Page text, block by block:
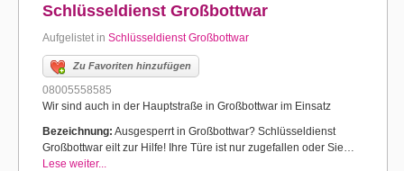
Schlüsseldienst Großbottwar
Aufgelistet in Schlüsseldienst Großbottwar
Zu Favoriten hinzufügen
08005558585
Wir sind auch in der Hauptstraße in Großbottwar im Einsatz
Bezeichnung: Ausgesperrt in Großbottwar? Schlüsseldienst
Großbottwar eilt zur Hilfe! Ihre Türe ist nur zugefallen oder Sie…
Lese weiter...